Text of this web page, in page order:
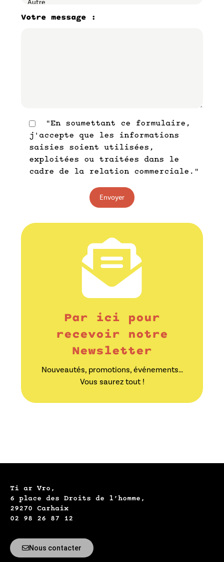
Votre message :
"En soumettant ce formulaire,
j'accepte que les informations
saisies soient utilisées,
exploitées ou traitées dans le
cadre de la relation commerciale."
Par ici pour
recevoir notre
Newsletter
Nouveautés, promotions, événements…
Vous saurez tout !
Ti ar Vro,
6 place des Droits de l’homme,
29270 Carhaix
02 98 26 87 12
Nous contacter